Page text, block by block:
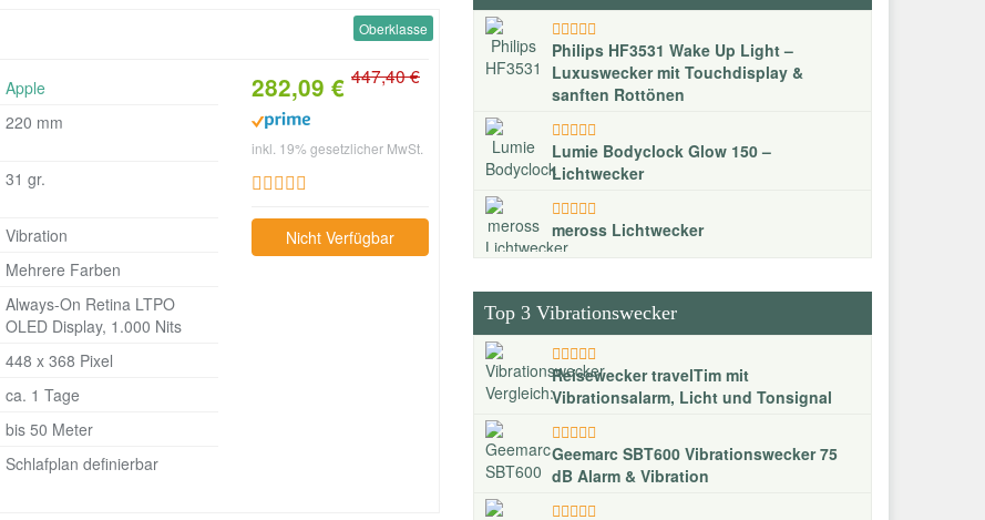
Oberklasse
282,09 € 447,40 €
inkl. 19% gesetzlicher MwSt.
Nicht Verfügbar
Apple
220 mm
31 gr.
Vibration
Mehrere Farben
Always-On Retina LTPO
OLED Display, 1.000 Nits
448 x 368 Pixel
ca. 1 Tage
bis 50 Meter
Schlafplan definierbar
Philips HF3531 Wake Up Light –
Luxuswecker mit Touchdisplay &
sanften Rottönen
Lumie Bodyclock Glow 150 –
Lichtwecker
meross Lichtwecker
Top 3 Vibrationswecker
Reisewecker travelTim mit
Vibrationsalarm, Licht und Tonsignal
Geemarc SBT600 Vibrationswecker 75
dB Alarm & Vibration